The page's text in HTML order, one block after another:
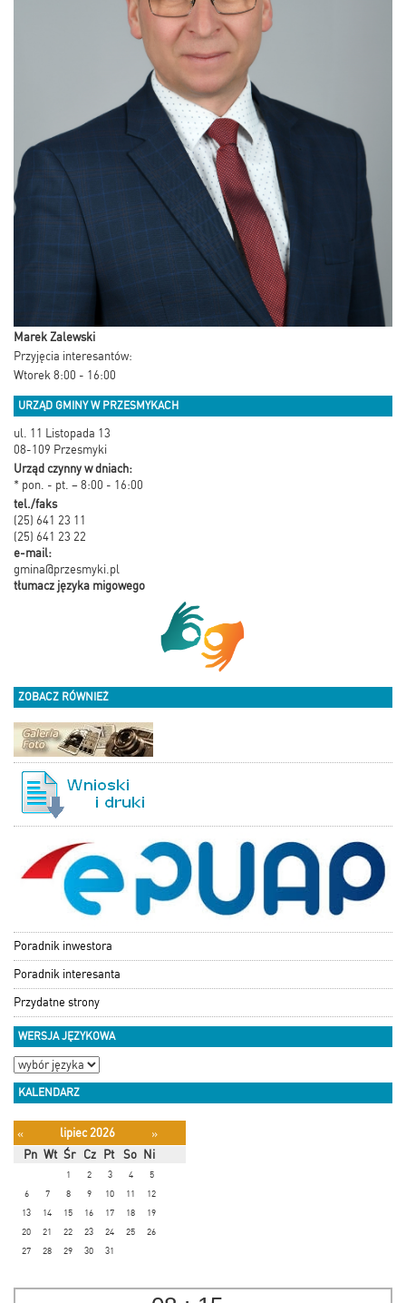
Marek Zalewski
Przyjęcia interesantów:
Wtorek 8:00 - 16:00
URZĄD GMINY W PRZESMYKACH
ul. 11 Listopada 13
08-109 Przesmyki
Urząd czynny w dniach:
* pon. - pt. – 8:00 - 16:00
tel./faks
(25) 641 23 11
(25) 641 23 22
e-mail:
gmina@przesmyki.pl
tłumacz języka migowego
ZOBACZ RÓWNIEŻ
Poradnik inwestora
Poradnik interesanta
Przydatne strony
WERSJA JĘZYKOWA
KALENDARZ
« lipiec 2026
»
Pn Wt Śr Cz Pt So Ni
1 2 3 4
5
6
7 8 9 10 11
12
13
14 15 16 17 18
19
20
21 22 23 24 25
26
27
28 29 30 31